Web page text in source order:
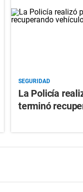
SEGURIDAD
La Policía
terminó